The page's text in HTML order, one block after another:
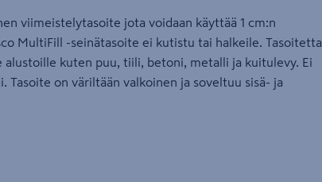
viimeistelytasoite jota voidaan käyttää 1 cm:n
MultiFill -seinätasoite ei kutistu tai halkeile. Tasoitetta
alustoille kuten puu, tiili, betoni, metalli ja kuitulevy. Ei
Tasoite on väriltään valkoinen ja soveltuu sisä- ja